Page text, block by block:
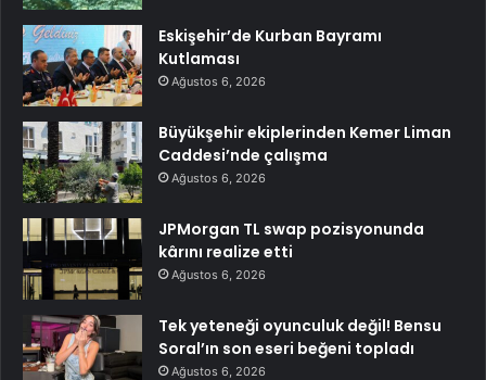
Eskişehir’de Kurban Bayramı
Kutlaması
Ağustos 6, 2026
Büyükşehir ekiplerinden Kemer Liman
Caddesi’nde çalışma
Ağustos 6, 2026
JPMorgan TL swap pozisyonunda
kârını realize etti
Ağustos 6, 2026
Tek yeteneği oyunculuk değil! Bensu
Soral’ın son eseri beğeni topladı
Ağustos 6, 2026